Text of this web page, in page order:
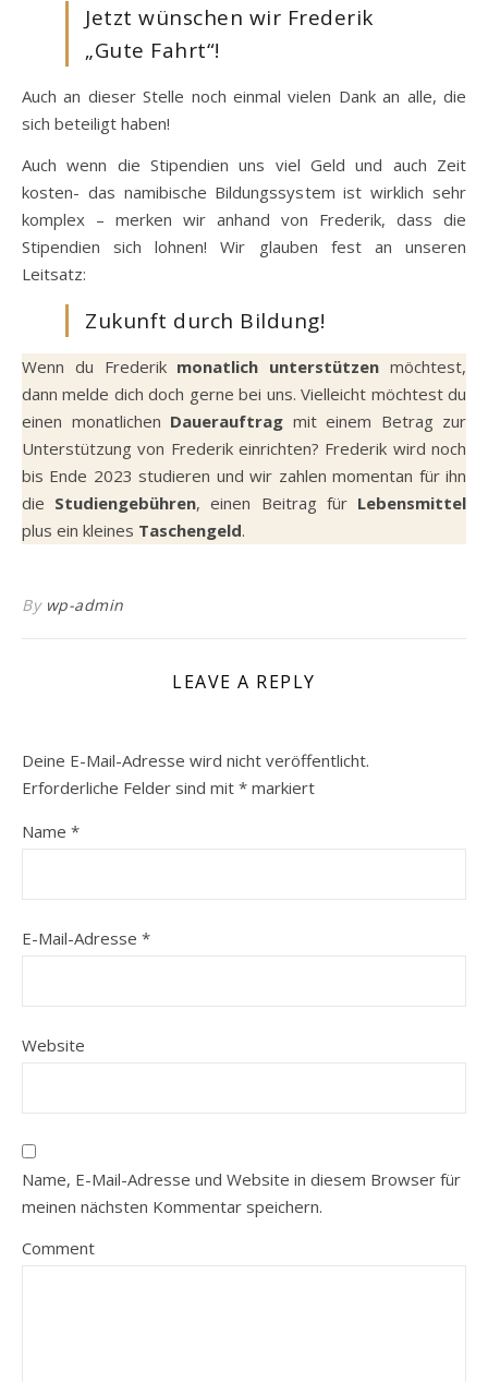
Jetzt wünschen wir Frederik
„Gute Fahrt“!
Auch an dieser Stelle noch einmal vielen Dank an alle, die
sich beteiligt haben!
Auch wenn die Stipendien uns viel Geld und auch Zeit
kosten- das namibische Bildungssystem ist wirklich sehr
komplex – merken wir anhand von Frederik, dass die
Stipendien sich lohnen! Wir glauben fest an unseren
Leitsatz:
Zukunft durch Bildung!
Wenn du Frederikmonatlich unterstützen möchtest,
dann melde dich doch gerne bei uns. Vielleicht möchtest du
einen monatlichen Dauerauftrag mit einem Betrag zur
Unterstützung von Frederik einrichten? Frederik wird noch
bis Ende 2023 studieren und wir zahlen momentan für ihn
die Studiengebühren, einen Beitrag für Lebensmittel
plus ein kleines Taschengeld.
By wp-admin
LEAVE A REPLY
Deine E-Mail-Adresse wird nicht veröffentlicht.
Erforderliche Felder sind mit * markiert
Name *
E-Mail-Adresse *
Website
Name, E-Mail-Adresse und Website in diesem Browser für
meinen nächsten Kommentar speichern.
Comment